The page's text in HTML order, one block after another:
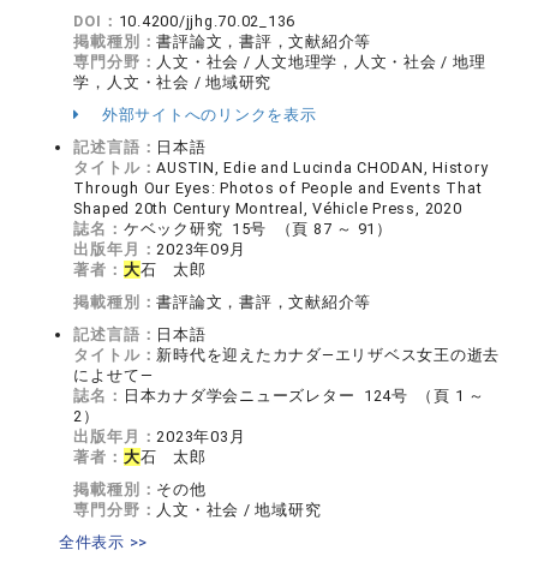
DOI： 10.4200/jjhg.70.02_136
掲載種別：書評論文，書評，文献紹介等
専門分野： 人文・社会 / 人文地理学，人文・社会 / 地理
学，人文・社会 / 地域研究
外部サイトへのリンクを表示
記述言語： 日本語
タイトル：AUSTIN, Edie and Lucinda CHODAN, History
Through Our Eyes: Photos of People and Events That
Shaped 20th Century Montreal, Véhicle Press, 2020
誌名： ケベック研究 15号 （頁 87 ～ 91）
出版年月：2023年09月
著者： 大石 太郎
掲載種別：書評論文，書評，文献紹介等
記述言語： 日本語
タイトル： 新時代を迎えたカナダ―エリザベス女王の逝去
によせて―
誌名： 日本カナダ学会ニューズレター 124号 （頁 1 ～
2）
出版年月：2023年03月
著者： 大石 太郎
掲載種別： その他
専門分野： 人文・社会 / 地域研究
全件表示 >>